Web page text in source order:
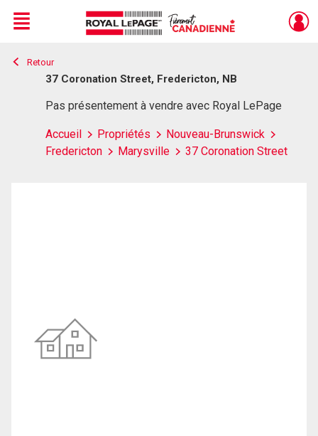
Live
En Direct
Menu
Retour
37 Coronation Street, Fredericton, NB
Pas présentement à vendre avec Royal LePage
Accueil Propriétés
Nouveau-Brunswick
Fredericton
Marysville 37 Coronation Street